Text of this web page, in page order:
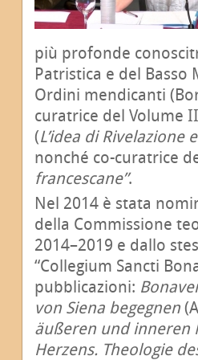
più profonde
Patristica e del
Ordini mendicanti
curatrice del Volume
(L’idea di
nonché co-curatrice
francescane”.
Nel 2014 è stata
della Commissione
2014–2019 e dallo
“Collegium Sancti
pubblicazioni:
von Siena begegnen
äußeren und inneren
Herzens. Theologie